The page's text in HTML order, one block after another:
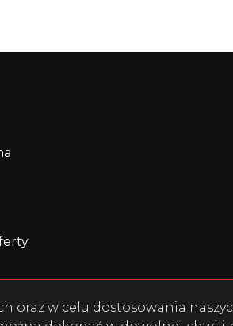
oraz w celu dostosowania